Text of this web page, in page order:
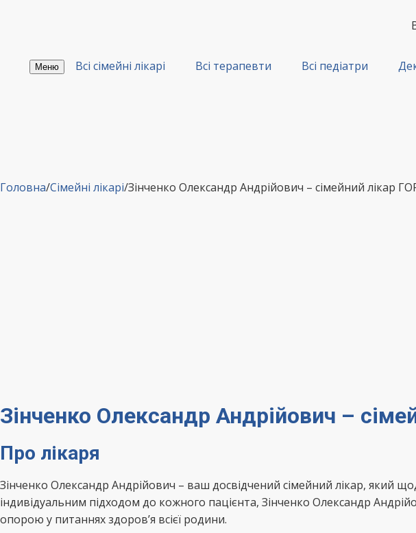
Меню Всі сімейні лікарі Всі терапевти Всі педіатри
Головна/Сімейні лікарі/Зінченко Олександр Андрійович – сімейний лікар
Зінченко Олександр Андрійович –
Про лікаря
Зінченко Олександр Андрійович – ваш досвідчений сімейний лікар,
індивідуальним підходом до кожного пацієнта, Зінченко Олександр
опорою у питаннях здоров’я всієї родини.